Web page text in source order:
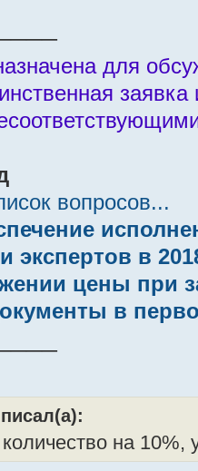
для
вопросов...
экспертов в
цены при
в
на